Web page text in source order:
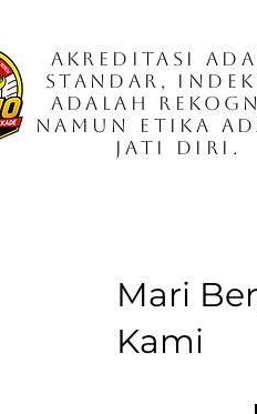
Akreditasi
Standar,
adalah
namun Etika
Jati Diri.
Mari
Kami